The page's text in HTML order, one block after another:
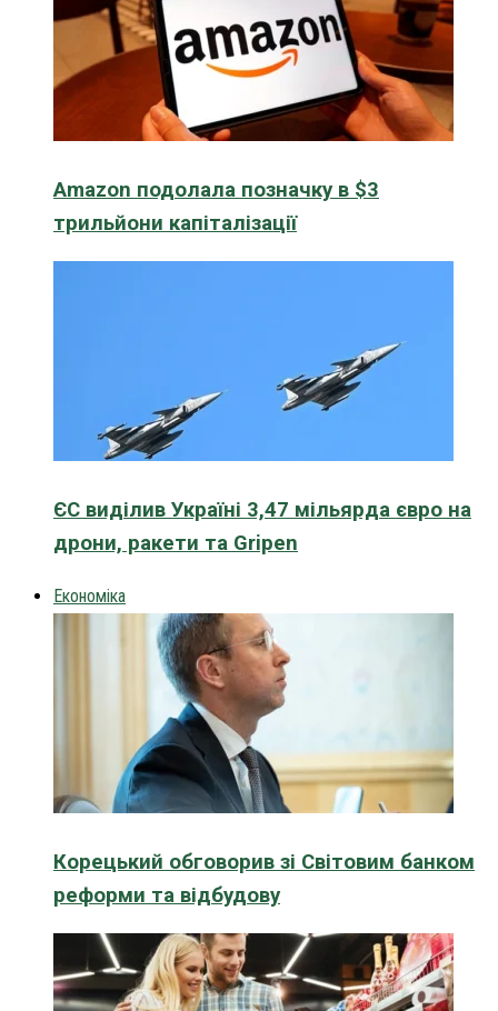
Amazon подолала позначку в $3
трильйони капіталізації
ЄС виділив Україні 3,47 мільярда євро на
дрони, ракети та Gripen
Економіка
Корецький обговорив зі Світовим банком
реформи та відбудову